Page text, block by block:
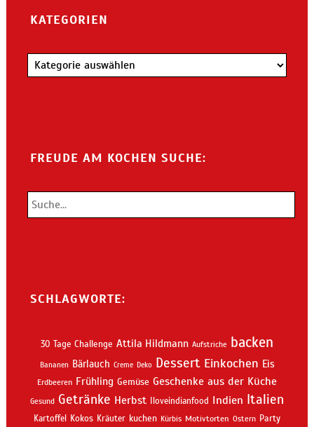
KATEGORIEN
Kategorien
FREUDE AM KOCHEN SUCHE:
SCHLAGWORTE:
30 Tage Challenge Attila Hildmann Aufstriche backen
Bananen Bärlauch Creme Deko Dessert Einkochen Eis
Erdbeeren Frühling Gemüse Geschenke aus der Küche
Gesund Getränke Herbst Iloveindianfood Indien Italien
Kartoffel Kokos Kräuter kuchen Kürbis Motivtorten Ostern Party